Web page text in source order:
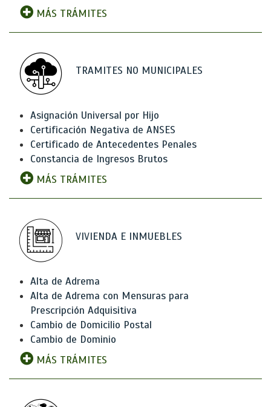
MÁS TRÁMITES
TRAMITES NO MUNICIPALES
Asignación Universal por Hijo
Certificación Negativa de ANSES
Certificado de Antecedentes Penales
Constancia de Ingresos Brutos
MÁS TRÁMITES
VIVIENDA E INMUEBLES
Alta de Adrema
Alta de Adrema con Mensuras para
Prescripción Adquisitiva
Cambio de Domicilio Postal
Cambio de Dominio
MÁS TRÁMITES